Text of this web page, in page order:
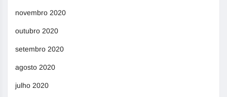
novembro 2020
outubro 2020
setembro 2020
agosto 2020
julho 2020